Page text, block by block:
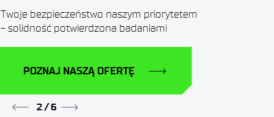
2/6
Twoje bezpieczeństwo naszym priorytetem
- solidność potwierdzona badaniami
POZNAJ NASZĄ OFERTĘ